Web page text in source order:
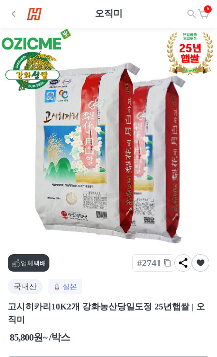
오직미 0
업체택배 #2741
국내산 실온
고시히카리10K2개 강화농산당일도정 25년햅쌀 | 오
직미
85,800원~ /박스